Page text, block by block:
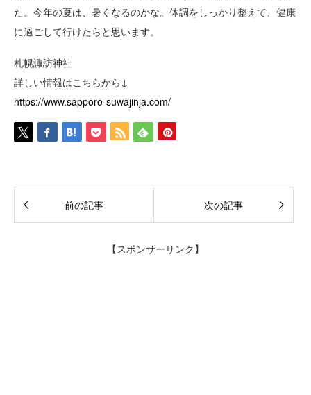
た。今年の夏は、暑くなるのかな。体調をしっかり整えて、健康
に過ごして行けたらと思います。
札幌諏訪神社
詳しい情報はこちらから↓
https://www.sapporo-suwajinja.com/
前の記事 次の記事
【スポンサーリンク】